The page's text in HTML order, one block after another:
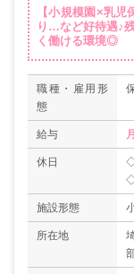
【小規模園×乳
り…など好待遇♪
く働ける環境◎
職種・雇用形
態
給与
休日
◇
施設形態
所在地